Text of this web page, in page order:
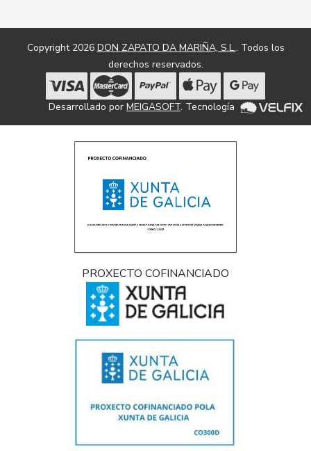
Copyright 2026 DON ZAPATO DA MARIÑA, S.L.. Todos los
derechos reservados.
Desarrollado por MEIGASOFT. Tecnología
PROXECTO COFINANCIADO